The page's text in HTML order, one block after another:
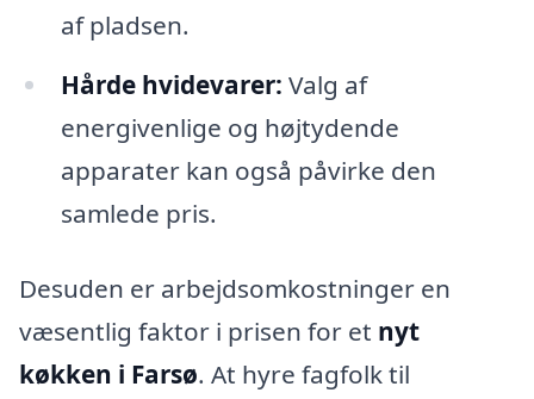
af pladsen.
Hårde hvidevarer: Valg af
energivenlige og højtydende
apparater kan også påvirke den
samlede pris.
Desuden er arbejdsomkostninger en
væsentlig faktor i prisen for et nyt
køkken i Farsø. At hyre fagfolk til